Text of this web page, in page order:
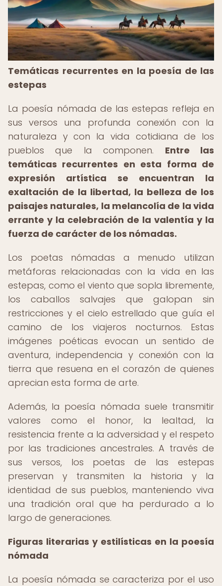
Temáticas recurrentes en la poesía de las
estepas
La poesía nómada de las estepas refleja en
sus versos una profunda conexión con la
naturaleza y con la vida cotidiana de los
pueblos que la componen. Entre las
temáticas recurrentes en esta forma de
expresión artística se encuentran la
exaltación de la libertad, la belleza de los
paisajes naturales, la melancolía de la vida
errante y la celebración de la valentía y la
fuerza de carácter de los nómadas.
Los poetas nómadas a menudo utilizan
metáforas relacionadas con la vida en las
estepas, como el viento que sopla libremente,
los caballos salvajes que galopan sin
restricciones y el cielo estrellado que guía el
camino de los viajeros nocturnos. Estas
imágenes poéticas evocan un sentido de
aventura, independencia y conexión con la
tierra que resuena en el corazón de quienes
aprecian esta forma de arte.
Además, la poesía nómada suele transmitir
valores como el honor, la lealtad, la
resistencia frente a la adversidad y el respeto
por las tradiciones ancestrales. A través de
sus versos, los poetas de las estepas
preservan y transmiten la historia y la
identidad de sus pueblos, manteniendo viva
una tradición oral que ha perdurado a lo
largo de generaciones.
Figuras literarias y estilísticas en la poesía
nómada
La poesía nómada se caracteriza por el uso